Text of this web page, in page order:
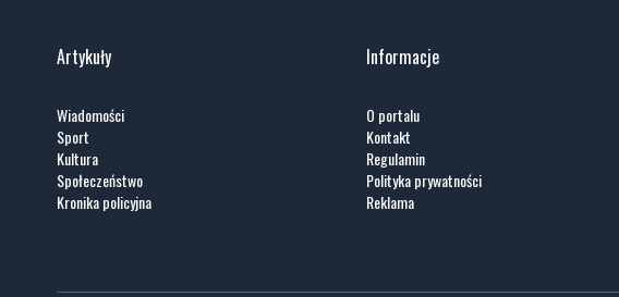
Artykuły
Wiadomości
Sport
Kultura
Społeczeństwo
Kronika policyjna
Informacje
O portalu
Kontakt
Regulamin
Polityka prywatności
Reklama